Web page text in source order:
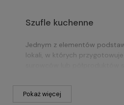
Szufle kuchenne
Jednym z elementów
lokali, w których
wszystko to wpływa na jakość
Z tego względu warto zadbać,
Pokaż więcej